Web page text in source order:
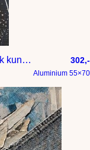
Danseres in mixed media stijl – contrastrijk kunstwerk in donkerblauw roze beige en oker 302,-
Aluminium 55×70